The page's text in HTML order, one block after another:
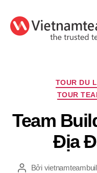
TOUR DU
TOUR
Team
Địa
TácBởi